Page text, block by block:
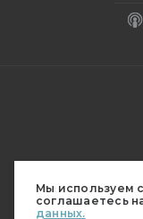
Мы используем
соглашаетесь
данных.
Мнение авторов